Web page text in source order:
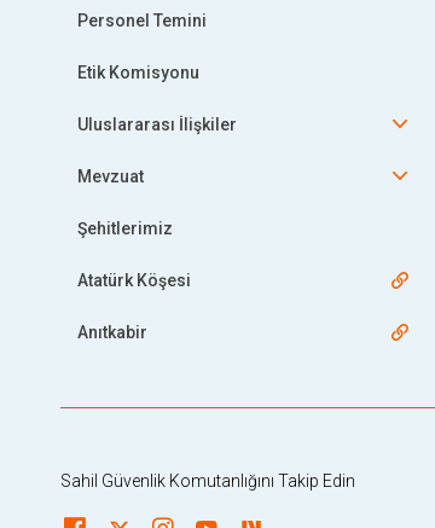
Personel Temini
Etik Komisyonu
Uluslararası İlişkiler
Mevzuat
Şehitlerimiz
Atatürk Köşesi
Anıtkabir
Sahil Güvenlik Komutanlığını Takip Edin